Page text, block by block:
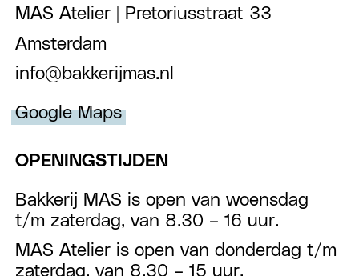
MAS Atelier | Pretoriusstraat 33
Amsterdam
info@bakkerijmas.nl
Google Maps
OPENINGSTIJDEN
Bakkerij MAS is open van woensdag
t/m zaterdag, van 8.30 – 16 uur.
MAS Atelier is open van donderdag t/m
zaterdag, van 8.30 – 15 uur.